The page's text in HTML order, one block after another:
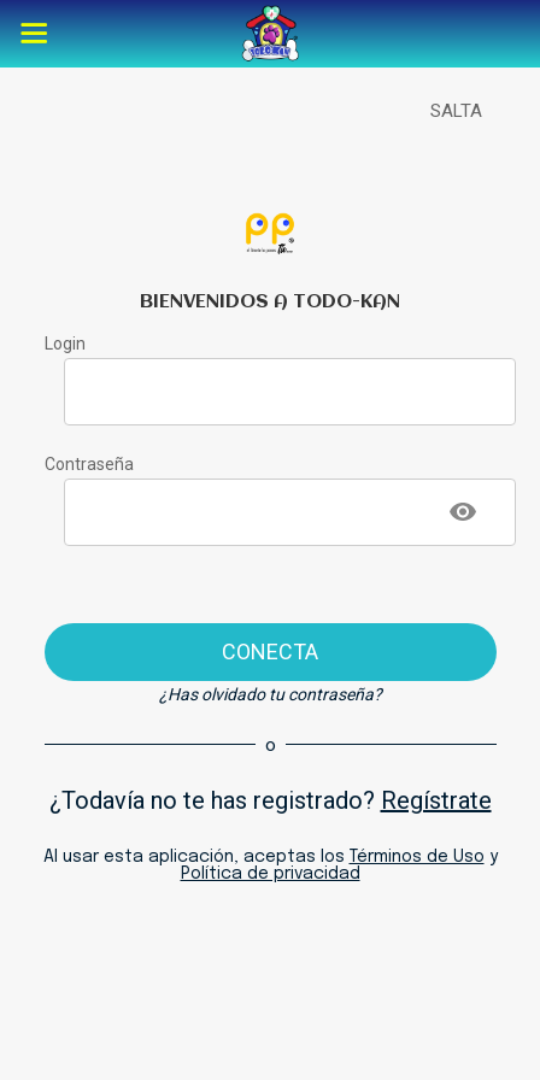
SALTA
BIENVENIDOS A TODO-KAN
Login
Contraseña
CONECTA
¿Has olvidado tu contraseña?
o
¿Todavía no te has registrado? Regístrate
Al usar esta aplicación, aceptas los Términos de Uso y
Política de privacidad